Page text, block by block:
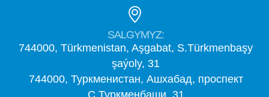
SALGYMYZ:
744000, Türkmenistan, Aşgabat, S.Türkmenbaşy
şaýoly, 31
744000, Туркменистан, Ашхабад, проспект
С.Туркменбаши, 31